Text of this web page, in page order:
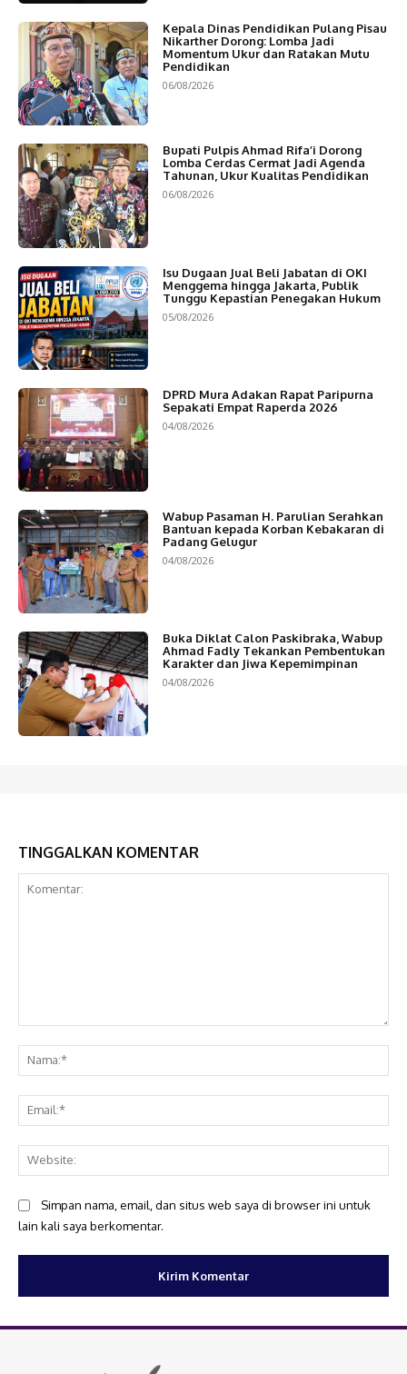
Kepala Dinas Pendidikan Pulang Pisau
Nikarther Dorong: Lomba Jadi
Momentum Ukur dan Ratakan Mutu
Pendidikan
06/08/2026
Bupati Pulpis Ahmad Rifa’i Dorong
Lomba Cerdas Cermat Jadi Agenda
Tahunan, Ukur Kualitas Pendidikan
06/08/2026
Isu Dugaan Jual Beli Jabatan di OKI
Menggema hingga Jakarta, Publik
Tunggu Kepastian Penegakan Hukum
05/08/2026
DPRD Mura Adakan Rapat Paripurna
Sepakati Empat Raperda 2026
04/08/2026
Wabup Pasaman H. Parulian Serahkan
Bantuan kepada Korban Kebakaran di
Padang Gelugur
04/08/2026
Buka Diklat Calon Paskibraka, Wabup
Ahmad Fadly Tekankan Pembentukan
Karakter dan Jiwa Kepemimpinan
04/08/2026
TINGGALKAN KOMENTAR
Simpan nama, email, dan situs web saya di browser ini untuk
lain kali saya berkomentar.